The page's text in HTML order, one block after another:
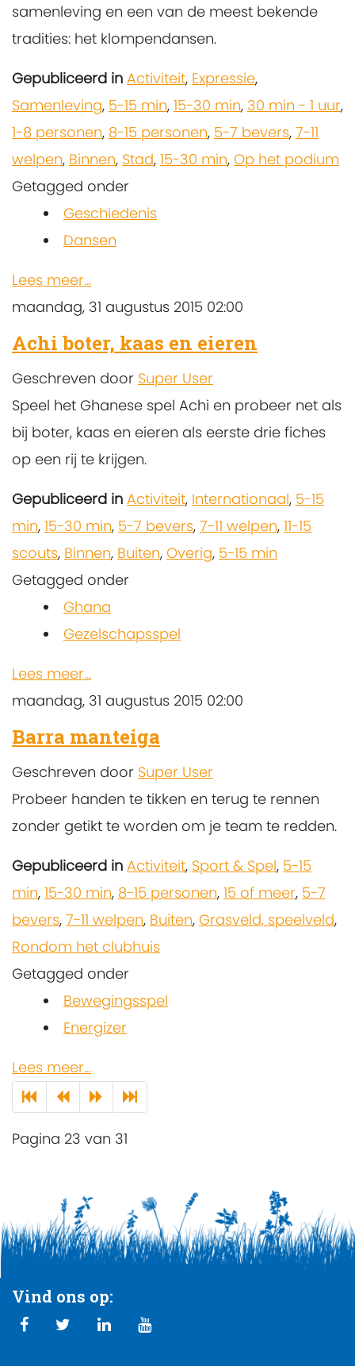
samenleving en een van de meest bekende
tradities: het klompendansen.
Gepubliceerd in Activiteit, Expressie,
Samenleving, 5-15 min, 15-30 min, 30 min - 1 uur,
1-8 personen, 8-15 personen, 5-7 bevers, 7-11
welpen, Binnen, Stad, 15-30 min, Op het podium
Getagged onder
Geschiedenis
Dansen
Lees meer...
maandag, 31 augustus 2015 02:00
Achi boter, kaas en eieren
Geschreven door Super User
Speel het Ghanese spel Achi en probeer net als
bij boter, kaas en eieren als eerste drie fiches
op een rij te krijgen.
Gepubliceerd in Activiteit, Internationaal, 5-15
min, 15-30 min, 5-7 bevers, 7-11 welpen, 11-15
scouts, Binnen, Buiten, Overig, 5-15 min
Getagged onder
Ghana
Gezelschapsspel
Lees meer...
maandag, 31 augustus 2015 02:00
Barra manteiga
Geschreven door Super User
Probeer handen te tikken en terug te rennen
zonder getikt te worden om je team te redden.
Gepubliceerd in Activiteit, Sport & Spel, 5-15
min, 15-30 min, 8-15 personen, 15 of meer, 5-7
bevers, 7-11 welpen, Buiten, Grasveld, speelveld,
Rondom het clubhuis
Getagged onder
Bewegingsspel
Energizer
Lees meer...
Pagina 23 van 31
Vind ons op: